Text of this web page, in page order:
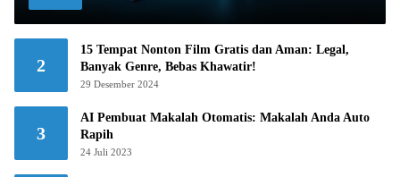
2
15 Tempat Nonton Film Gratis dan Aman: Legal,
Banyak Genre, Bebas Khawatir!
29 Desember 2024
3
AI Pembuat Makalah Otomatis: Makalah Anda Auto
Rapih
24 Juli 2023